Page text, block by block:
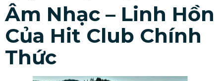
Âm Nhạc – Linh Hồn
Của Hit Club Chính
Thức